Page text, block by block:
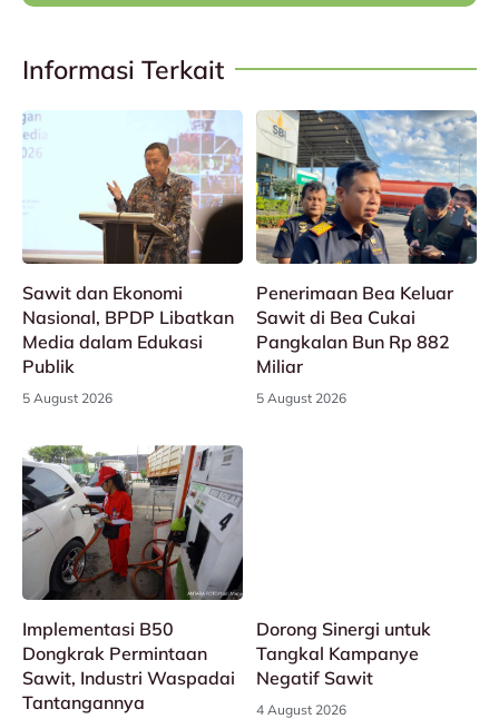
Informasi Terkait
Sawit dan Ekonomi
Nasional, BPDP Libatkan
Media dalam Edukasi
Publik
5 August 2026
Penerimaan Bea Keluar
Sawit di Bea Cukai
Pangkalan Bun Rp 882
Miliar
5 August 2026
Implementasi B50
Dongkrak Permintaan
Sawit, Industri Waspadai
Tantangannya
Dorong Sinergi untuk
Tangkal Kampanye
Negatif Sawit
4 August 2026